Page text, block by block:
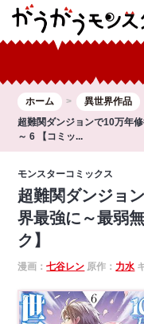
ホーム 異世界作品
超難関ダンジョンで10万年
～ 6 【コミッ...
モンスターコミックス
超難関ダンジョ
界最強に～最弱
ク】
漫画：七谷レン 原作： 力水